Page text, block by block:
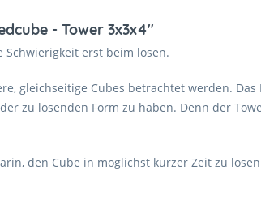
- Tower 3x3x4"
erst beim lösen.
gleichseitige Cubes betrachtet werden.
zu lösenden Form zu haben. Denn der
den Cube in möglichst kurzer Zeit zu